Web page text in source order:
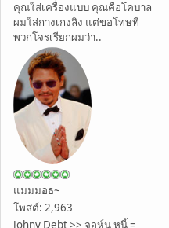
คุณใส่เครื่องแบบ คุณคือโคบาล
ผมใส่กางเกงลิง แต่ขอโทษที
พวกโจรเรียกผมว่า..
แมมมอธ~
โพสต์: 2,963